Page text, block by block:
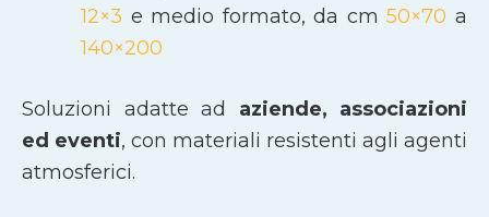
12×3 e medio formato, da cm50×70 a
140×200
Soluzioni adatte ad aziende, associazioni
ed eventi, con materiali resistenti agli agenti
atmosferici.